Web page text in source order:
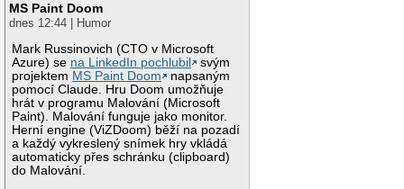
MS Paint Doom
dnes 12:44 | Humor
Mark Russinovich (CTO v Microsoft
Azure) se na LinkedIn pochlubil
svým
projektem MS Paint Doom
napsaným
pomocí Claude. Hru Doom umožňuje
hrát v programu Malování (Microsoft
Paint). Malování funguje jako monitor.
Herní engine (ViZDoom) běží na pozadí
a každý vykreslený snímek hry vkládá
automaticky přes schránku (clipboard)
do Malování.